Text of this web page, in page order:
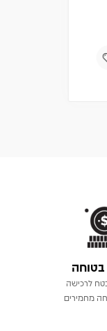
לרכישה
מחמירים